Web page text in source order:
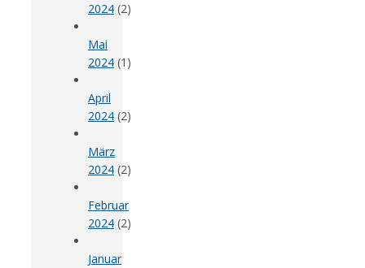
2024 (2)
Mai
2024 (1)
April
2024 (2)
März
2024 (2)
Februar
2024 (2)
Januar